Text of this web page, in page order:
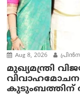
Aug 8, 2026
മുഖ്യമന്ത്രി
വിവാഹമോചന
കുടുംബത്തിന്